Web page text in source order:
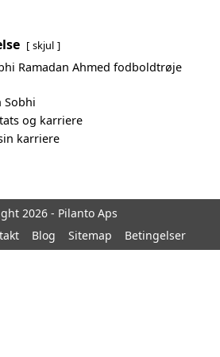
skjul
Ramadan Ahmed fodboldtrøje
Sobhi
og karriere
karriere
2026 - Pilanto Aps
Blog Sitemap Betingelser